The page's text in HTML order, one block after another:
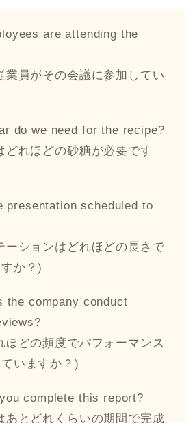
are attending the
業員がその会議に参加してい
do we need for the recipe?
どれほどの砂糖が必要です
presentation scheduled to
ーションはどれほどの長さで
か？)
the company conduct
ほどの頻度でパフォーマンス
いますか？)
complete this report?
あとどれくらいの期間で完成